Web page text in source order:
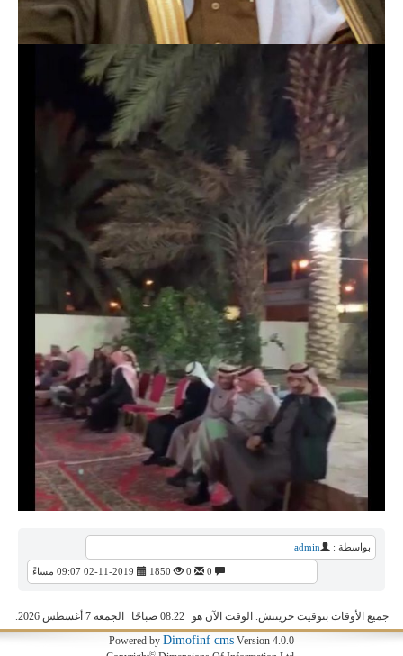
بواسطة : admin
1850
جميع الأوقات بتوقيت جرينتش. الوقت الآن هو 08:22 صباحًا
الجمعة 7 أغسطس 2026.
Powered by Dimofinf cms Version 4.0.0
©